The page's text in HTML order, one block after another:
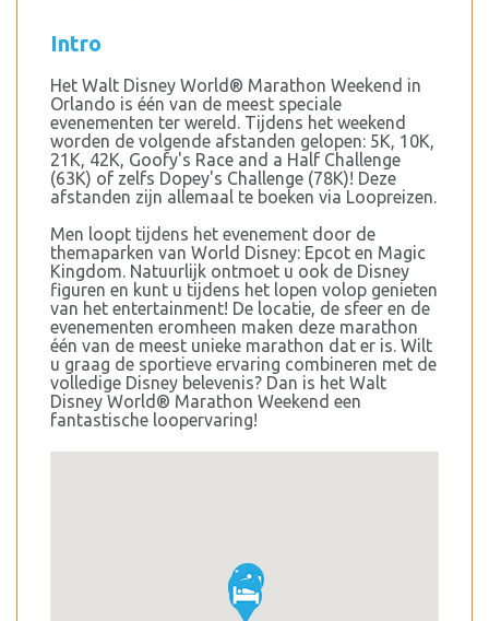
Intro
Het Walt Disney World® Marathon Weekend in
Orlando is één van de meest speciale
evenementen ter wereld. Tijdens het weekend
worden de volgende afstanden gelopen: 5K, 10K,
21K, 42K, Goofy's Race and a Half Challenge
(63K) of zelfs Dopey's Challenge (78K)! Deze
afstanden zijn allemaal te boeken via Loopreizen.
Men loopt tijdens het evenement door de
themaparken van World Disney: Epcot en Magic
Kingdom. Natuurlijk ontmoet u ook de Disney
figuren en kunt u tijdens het lopen volop genieten
van het entertainment! De locatie, de sfeer en de
evenementen eromheen maken deze marathon
één van de meest unieke marathon dat er is. Wilt
u graag de sportieve ervaring combineren met de
volledige Disney belevenis? Dan is het Walt
Disney World® Marathon Weekend een
fantastische loopervaring!